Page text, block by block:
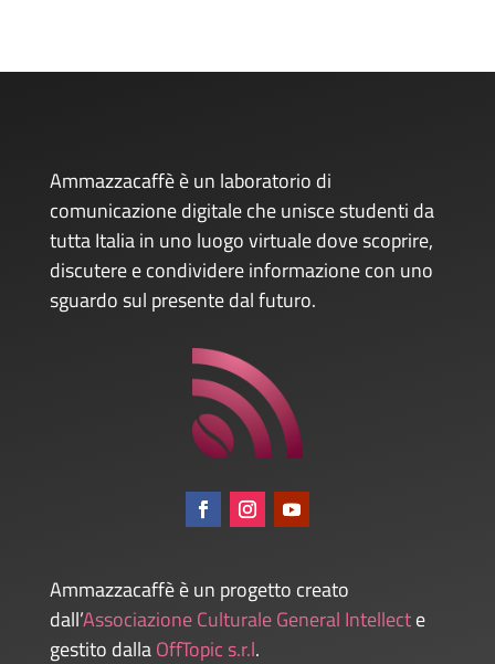
Ammazzacaffè è un laboratorio di
comunicazione digitale che unisce studenti da
tutta Italia in uno luogo virtuale dove scoprire,
discutere e condividere informazione con uno
sguardo sul presente dal futuro.
Ammazzacaffè è un progetto creato
dall’Associazione Culturale General Intellecte
gestito dallaOffTopic s.r.l.